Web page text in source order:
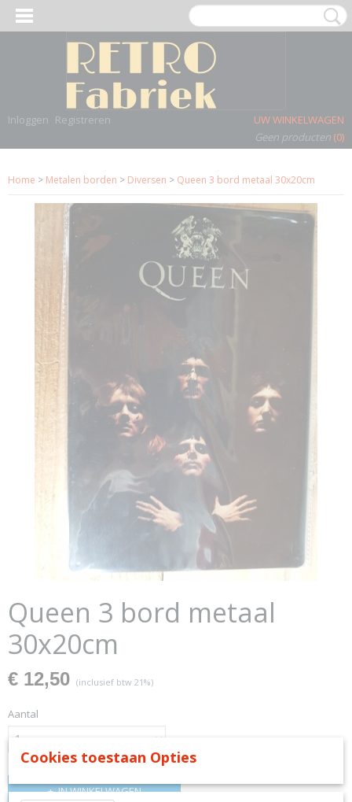
Inloggen Registreren
UW WINKELWAGEN
Geen producten (0)
Home > Metalen borden > Diversen > Queen 3 bord metaal 30x20cm
Queen 3 bord metaal
30x20cm
€ 12,50 (inclusief btw 21%)
Aantal
IN WINKELWAGEN
Cookies toestaan Opties